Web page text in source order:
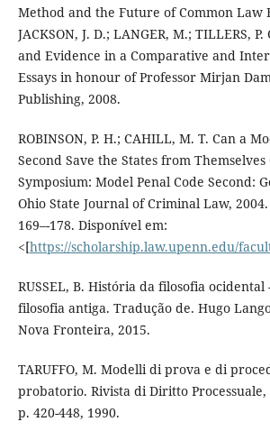
Method and the Future of Common Law
JACKSON, J. D.; LANGER, M.; TILLERS,
and Evidence in a Comparative and
Essays in honour of Professor Mirjan
Publishing, 2008.
ROBINSON, P. H.; CAHILL, M. T. Can a
Second Save the States from
Symposium: Model Penal Code Second:
Ohio State Journal of Criminal Law,
169–-178. Disponível em:
<[https://scholarship.law.upenn.edu/
RUSSEL, B. História da filosofia ocidental
filosofia antiga. Tradução de. Hugo
Nova Fronteira, 2015.
TARUFFO, M. Modelli di prova e di
probatorio. Rivista di Diritto Processuale,
p. 420-448, 1990.